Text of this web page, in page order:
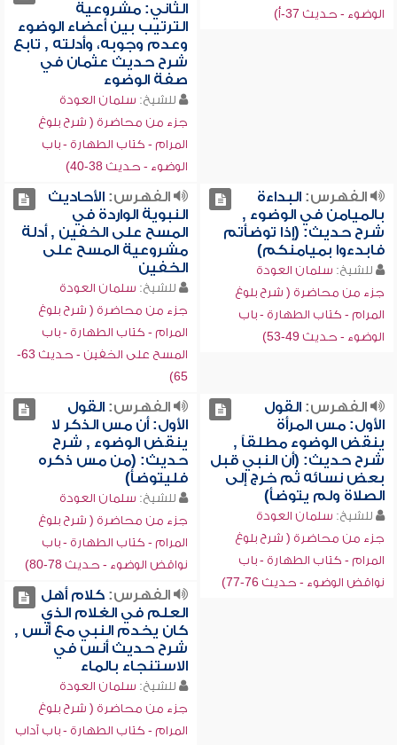
الوضوء - حديث 37-أ)
الثاني: مشروعية
الترتيب بين أعضاء الوضوء
وعدم وجوبه، وأدلته , تابع
شرح حديث عثمان في
صفة الوضوء
للشيخ: سلمان العودة
جزء من محاضرة ( شرح بلوغ
المرام - كتاب الطهارة - باب
الوضوء - حديث 38-40)
الفهرس:البداءة
بالميامن في الوضوء ,
شرح حديث: (إذا توضأتم
فابدءوا بميامنكم)
للشيخ: سلمان العودة
جزء من محاضرة ( شرح بلوغ
المرام - كتاب الطهارة - باب
الوضوء - حديث 49-53)
الفهرس:الأحاديث
النبوية الواردة في
المسح على الخفين , أدلة
مشروعية المسح على
الخفين
للشيخ: سلمان العودة
جزء من محاضرة ( شرح بلوغ
المرام - كتاب الطهارة - باب
المسح على الخفين - حديث 63-
65)
الفهرس:القول
الأول: مس المرأة
ينقض الوضوء مطلقاً ,
شرح حديث: (أن النبي قبل
بعض نسائه ثم خرج إلى
الصلاة ولم يتوضأ)
للشيخ: سلمان العودة
جزء من محاضرة ( شرح بلوغ
المرام - كتاب الطهارة - باب
نواقض الوضوء - حديث 76-77)
الفهرس:القول
الأول: أن مس الذكر لا
ينقض الوضوء , شرح
حديث: (من مس ذكره
فليتوضأ)
للشيخ: سلمان العودة
جزء من محاضرة ( شرح بلوغ
المرام - كتاب الطهارة - باب
نواقض الوضوء - حديث 78-80)
الفهرس:كلام أهل
العلم في الغلام الذي
كان يخدم النبي مع أنس ,
شرح حديث أنس في
الاستنجاء بالماء
للشيخ: سلمان العودة
جزء من محاضرة ( شرح بلوغ
المرام - كتاب الطهارة - باب آداب